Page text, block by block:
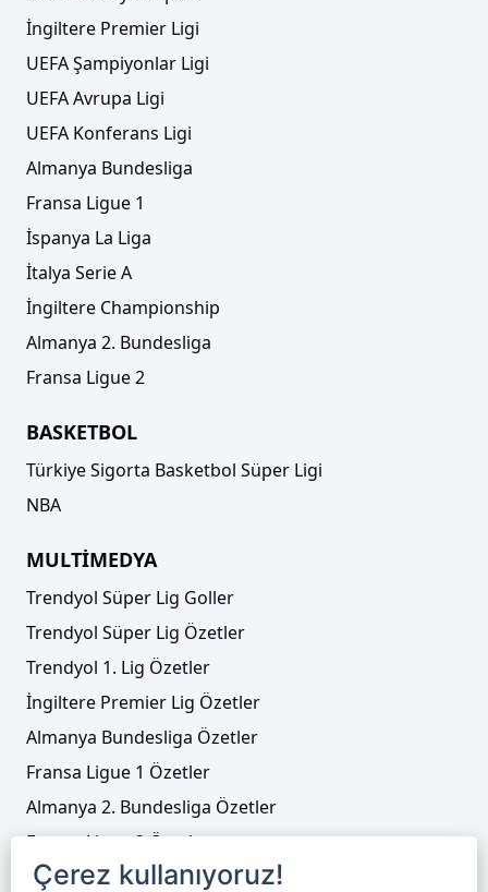
İngiltere Premier Ligi
UEFA Şampiyonlar Ligi
UEFA Avrupa Ligi
UEFA Konferans Ligi
Almanya Bundesliga
Fransa Ligue 1
İspanya La Liga
İtalya Serie A
İngiltere Championship
Almanya 2. Bundesliga
Fransa Ligue 2
BASKETBOL
Türkiye Sigorta Basketbol Süper Ligi
NBA
MULTİMEDYA
Trendyol Süper Lig Goller
Trendyol Süper Lig Özetler
Trendyol 1. Lig Özetler
İngiltere Premier Lig Özetler
Almanya Bundesliga Özetler
Fransa Ligue 1 Özetler
Almanya 2. Bundesliga Özetler
Fransa Ligue 2 Özetler
Tenis
Çerez kullanıyoruz!